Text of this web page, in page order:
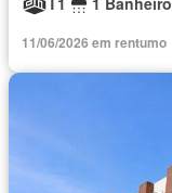
11/06/2026 em rentumo